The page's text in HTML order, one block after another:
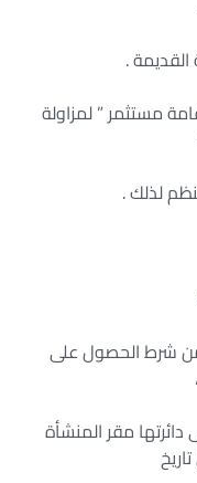
القديمة .
مستثمر ” لمزاولة
لذلك .
شرط الحصول على
مقر المنشأة